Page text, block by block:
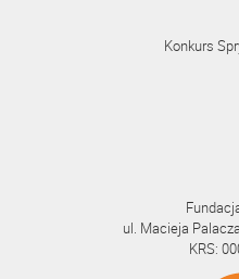
Konkurs
ul. Macieja
KRS: